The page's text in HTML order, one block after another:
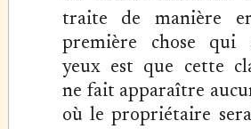
traite de manière
première chose qui
yeux est que cette
ne fait apparaître
où le propriétaire